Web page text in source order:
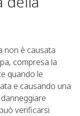
non è causata
compresa la
quando le
e causando una
verificarsi